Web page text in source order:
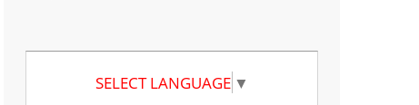
SELECT LANGUAGE ▼